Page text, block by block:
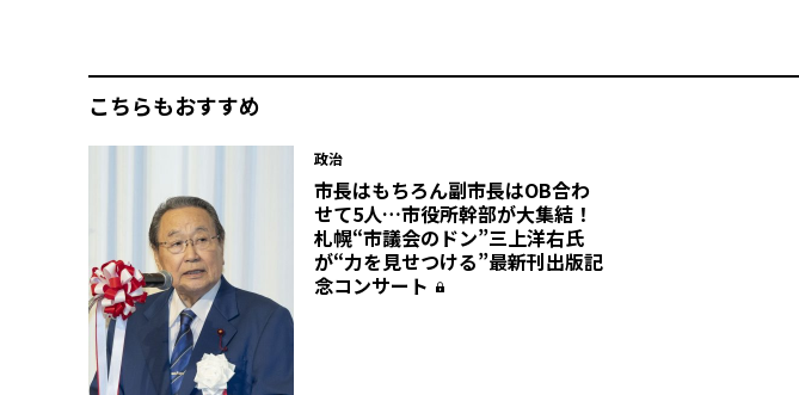
こちらもおすすめ
政治
市長はもちろん副市長はOB合わ
せて5人…市役所幹部が大集結！
札幌“市議会のドン”三上洋右氏
が“力を見せつける”最新刊出版記
念コンサート